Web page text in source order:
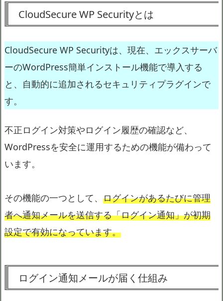
CloudSecure WP Securityとは
CloudSecure WP Securityは、現在、エックスサーバ
ーのWordPress簡単インストール機能で導入する
と、自動的に追加されるセキュリティプラグインで
す。
不正ログイン対策やログイン履歴の確認など、
WordPressを安全に運用するための機能が備わって
います。
その機能の一つとして、 ログインがあるたびに管理
者へ通知メールを送信する「ログイン通知」が初期
設定で有効になっています。
ログイン通知メールが届く仕組み